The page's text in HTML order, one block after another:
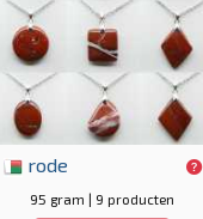
rode
95 gram | 9 producten